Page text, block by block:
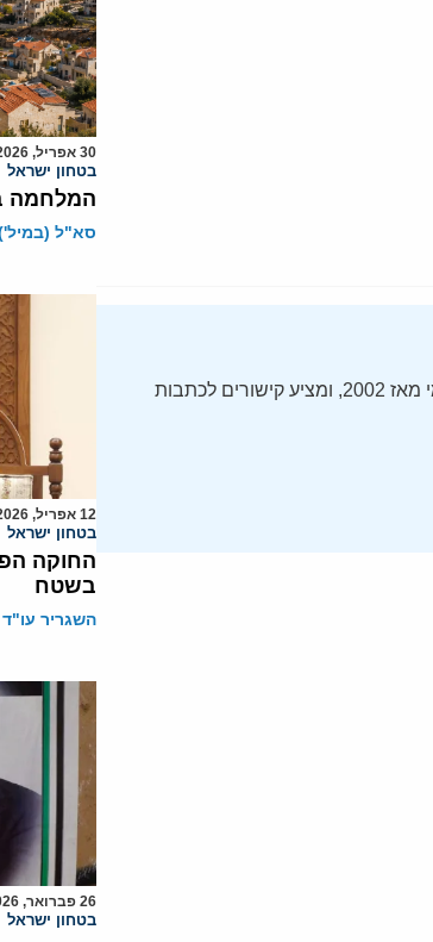
ה-Daily Alert הידוע – תקציר חדשות ישראל, מופק על ידי המרכז הירושלמי מאז 2002, ומציע קישורים לכתבות
30 אפריל, 2026
בטחון ישראל
המלחמה
סא"ל
12 אפריל, 2026
בטחון ישראל
בשטח
השגריר עו"ד
26 פברואר, 2026
בטחון ישראל